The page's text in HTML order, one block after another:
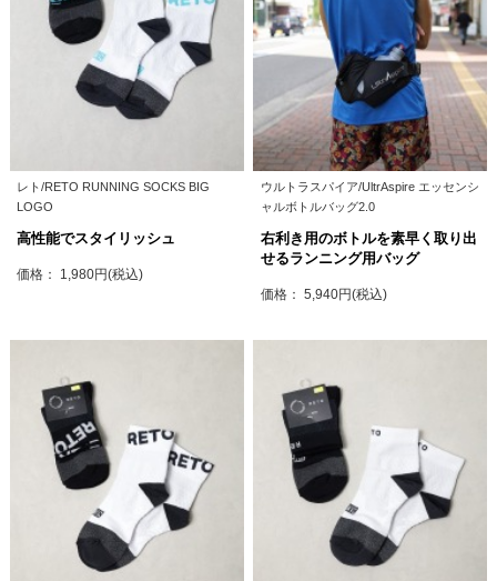
レト/RETO RUNNING SOCKS BIG
LOGO
高性能でスタイリッシュ
価格： 1,980円(税込)
ウルトラスパイア/UltrAspire エッセンシ
ャルボトルバッグ2.0
右利き用のボトルを素早く取り出
せるランニング用バッグ
価格： 5,940円(税込)